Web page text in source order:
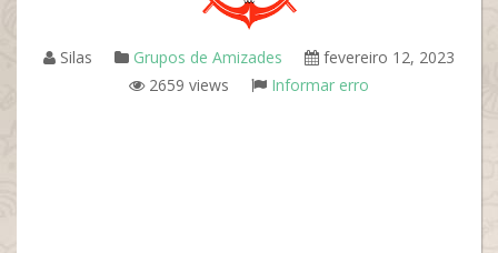
Silas Grupos de Amizades
fevereiro 12, 2023
2659 views
Informar erro